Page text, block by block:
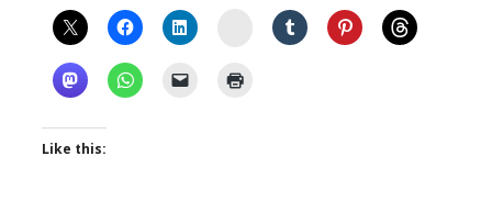
Instagram
Like this: